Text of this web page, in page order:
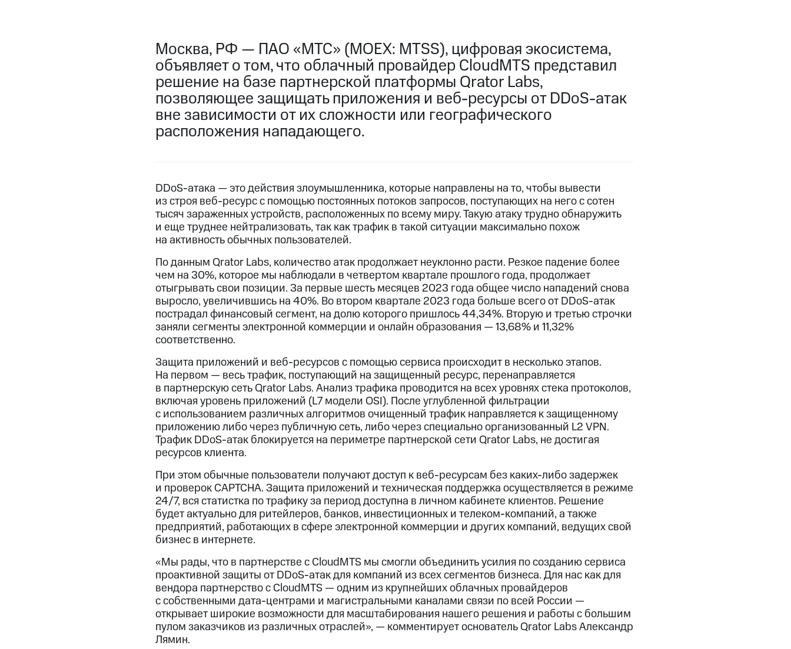
Москва, РФ — ПАО «МТС» (MOEX: MTSS), цифровая экосистема,
объявляет о том, что облачный провайдер CloudMTS представил
решение на базе партнерской платформы Qrator Labs,
позволяющее защищать приложения и веб-ресурсы от DDoS-атак
вне зависимости от их сложности или географического
расположения нападающего.
DDoS-атака — это действия злоумышленника, которые направлены на то, чтобы вывести
из строя веб-ресурс с помощью постоянных потоков запросов, поступающих на него с сотен
тысяч зараженных устройств, расположенных по всему миру. Такую атаку трудно обнаружить
и еще труднее нейтрализовать, так как трафик в такой ситуации максимально похож
на активность обычных пользователей.
По данным Qrator Labs, количество атак продолжает неуклонно расти. Резкое падение более
чем на 30%, которое мы наблюдали в четвертом квартале прошлого года, продолжает
отыгрывать свои позиции. За первые шесть месяцев 2023 года общее число нападений снова
выросло, увеличившись на 40%. Во втором квартале 2023 года больше всего от DDoS-атак
пострадал финансовый сегмент, на долю которого пришлось 44,34%. Вторую и третью строчки
заняли сегменты электронной коммерции и онлайн образования — 13,68% и 11,32%
соответственно.
Защита приложений и веб-ресурсов с помощью сервиса происходит в несколько этапов.
На первом — весь трафик, поступающий на защищенный ресурс, перенаправляется
в партнерскую сеть Qrator Labs. Анализ трафика проводится на всех уровнях стека протоколов,
включая уровень приложений (L7 модели OSI). После углубленной фильтрации
с использованием различных алгоритмов очищенный трафик направляется к защищенному
приложению либо через публичную сеть, либо через специально организованный L2 VPN.
Трафик DDoS-атак блокируется на периметре партнерской сети Qrator Labs, не достигая
ресурсов клиента.
При этом обычные пользователи получают доступ к веб-ресурсам без каких-либо задержек
и проверок CAPTCHA. Защита приложений и техническая поддержка осуществляется в режиме
24/7, вся статистка по трафику за период доступна в личном кабинете клиентов. Решение
будет актуально для ритейлеров, банков, инвестиционных и телеком-компаний, а также
предприятий, работающих в сфере электронной коммерции и других компаний, ведущих свой
бизнес в интернете.
«Мы рады, что в партнерстве с CloudMTS мы смогли объединить усилия по созданию сервиса
проактивной защиты от DDoS-атак для компаний из всех сегментов бизнеса. Для нас как для
вендора партнерство с CloudMTS — одним из крупнейших облачных провайдеров
с собственными дата-центрами и магистральными каналами связи по всей России —
открывает широкие возможности для масштабирования нашего решения и работы с большим
пулом заказчиков из различных отраслей», — комментирует основатель Qrator Labs Александр
Лямин.